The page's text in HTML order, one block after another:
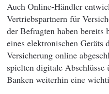
Auch Online-Händler
Vertriebspartnern für
der Befragten haben
eines elektronischen Geräts
Versicherung online
spielten digitale
Banken weiterhin eine